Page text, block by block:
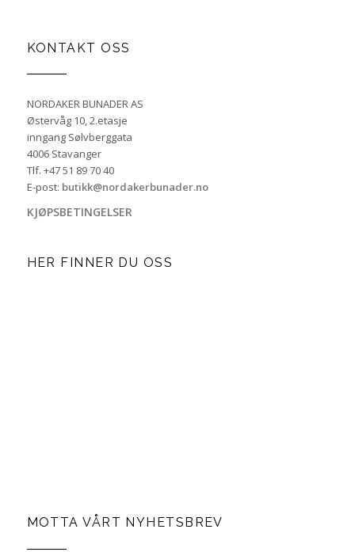
KONTAKT OSS
NORDAKER BUNADER AS
Østervåg 10, 2.etasje
inngang Sølvberggata
4006 Stavanger
Tlf. +47 51 89 70 40
E-post: butikk@nordakerbunader.no
KJØPSBETINGELSER
HER FINNER DU OSS
MOTTA VÅRT NYHETSBREV